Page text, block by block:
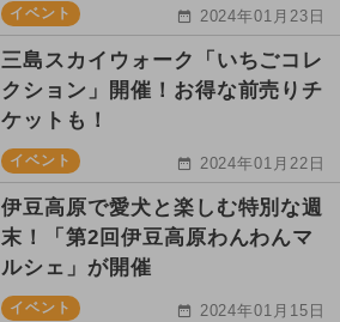
イベント 2024年01月23日
三島スカイウォーク「いちごコレ
クション」開催！お得な前売りチ
ケットも！
イベント 2024年01月22日
伊豆高原で愛犬と楽しむ特別な週
末！「第2回伊豆高原わんわんマ
ルシェ」が開催
イベント 2024年01月15日